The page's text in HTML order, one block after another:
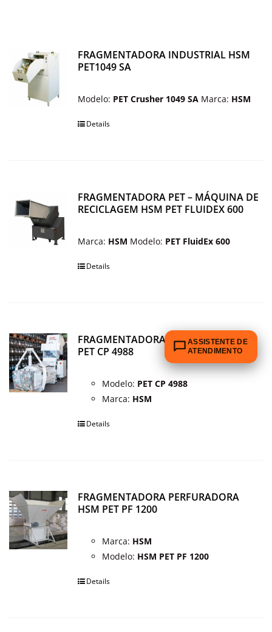
OUTROS PRODUTOSFRAGMENTADORA INDUSTRIAL HSM
PET1049 SA
Modelo: PET Crusher 1049 SAMarca: HSM
Details
FRAGMENTADORA PET – MÁQUINA DE
RECICLAGEM HSM PET FLUIDEX 600
Marca: HSM Modelo: PET FluidEx 600
Details
FRAGMENTADORA INDUSTRIAL HSM
PET CP 4988
Modelo: PET CP 4988
Marca: HSM
Details
FRAGMENTADORA PERFURADORA
HSM PET PF 1200
Marca: HSM
Modelo: HSM PET PF 1200
Details
ASSISTENTE DE
ATENDIMENTO